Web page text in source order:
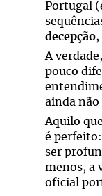
Portugal
decepção,
A
pouco
ainda não
Aquilo
é
ser
menos, a
oficial